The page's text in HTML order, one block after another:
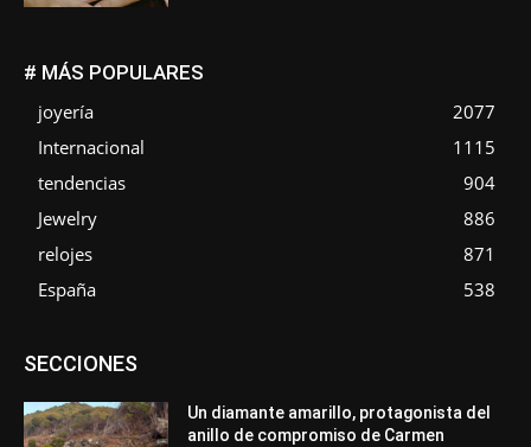
# MÁS POPULARES
joyería
2077
Internacional
1115
tendencias
904
Jewelry
886
relojes
871
España
538
SECCIONESAsociaciones
Entrevistas
Mundo Técnico
Novedades Opiniones
Perspectiva
Premios
Secciones Sin categoría
Un diamante amarillo, protagonista del
anillo de compromiso de Carmen